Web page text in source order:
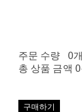
주문 수량
0개
총 상품 금액 0
구매하기